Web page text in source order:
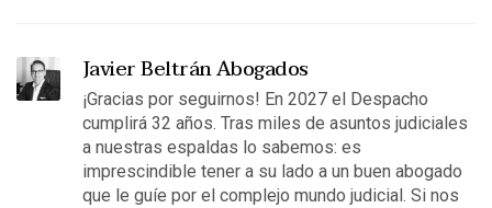
Javier Beltrán Abogados
¡Gracias por seguirnos! En 2027 el Despacho
cumplirá 32 años. Tras miles de asuntos judiciales
a nuestras espaldas lo sabemos: es
imprescindible tener a su lado a un buen abogado
que le guíe por el complejo mundo judicial. Si nos